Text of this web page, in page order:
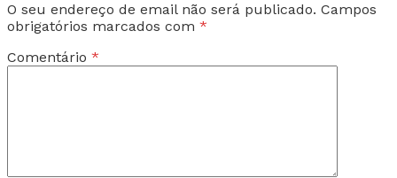
O seu endereço de email não será publicado. Campos
obrigatórios marcados com *
Comentário *